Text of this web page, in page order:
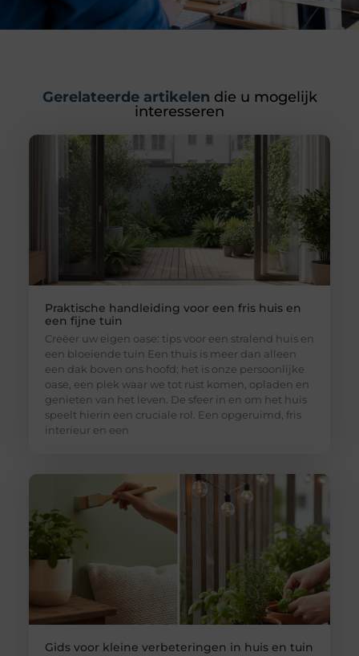
Gerelateerde artikelen die u mogelijk
interesseren
Praktische handleiding voor een fris huis en
een fijne tuin
Creëer uw eigen oase: tips voor een stralend huis en
een bloeiende tuin Een thuis is meer dan alleen
een dak boven ons hoofd; het is onze persoonlijke
oase, een plek waar we tot rust komen, opladen en
genieten van het leven. De sfeer in en om het huis
speelt hierin een cruciale rol. Een opgeruimd, fris
interieur en een
Gids voor kleine verbeteringen in huis en tuin